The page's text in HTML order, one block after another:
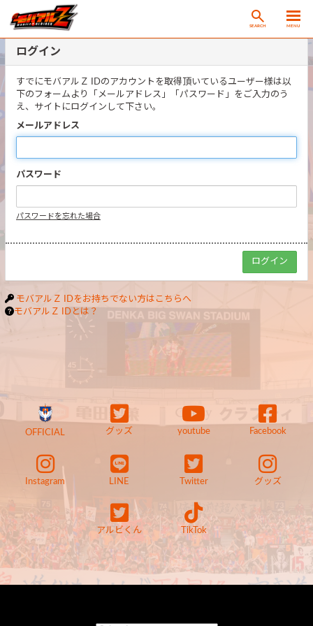
SEARCH MENU
ログイン
すでにモバアルＺ IDのアカウントを取得頂いているユーザー様は以
下のフォームより「メールアドレス」「パスワード」をご入力のう
え、サイトにログインして下さい。
メールアドレス
パスワード
パスワードを忘れた場合
モバアルＺ IDをお持ちでない方はこちらへ
モバアルＺ IDとは？
OFFICIAL グッズ youtube Facebook
Instagram LINE Twitter グッズ
アルビくん TikTok